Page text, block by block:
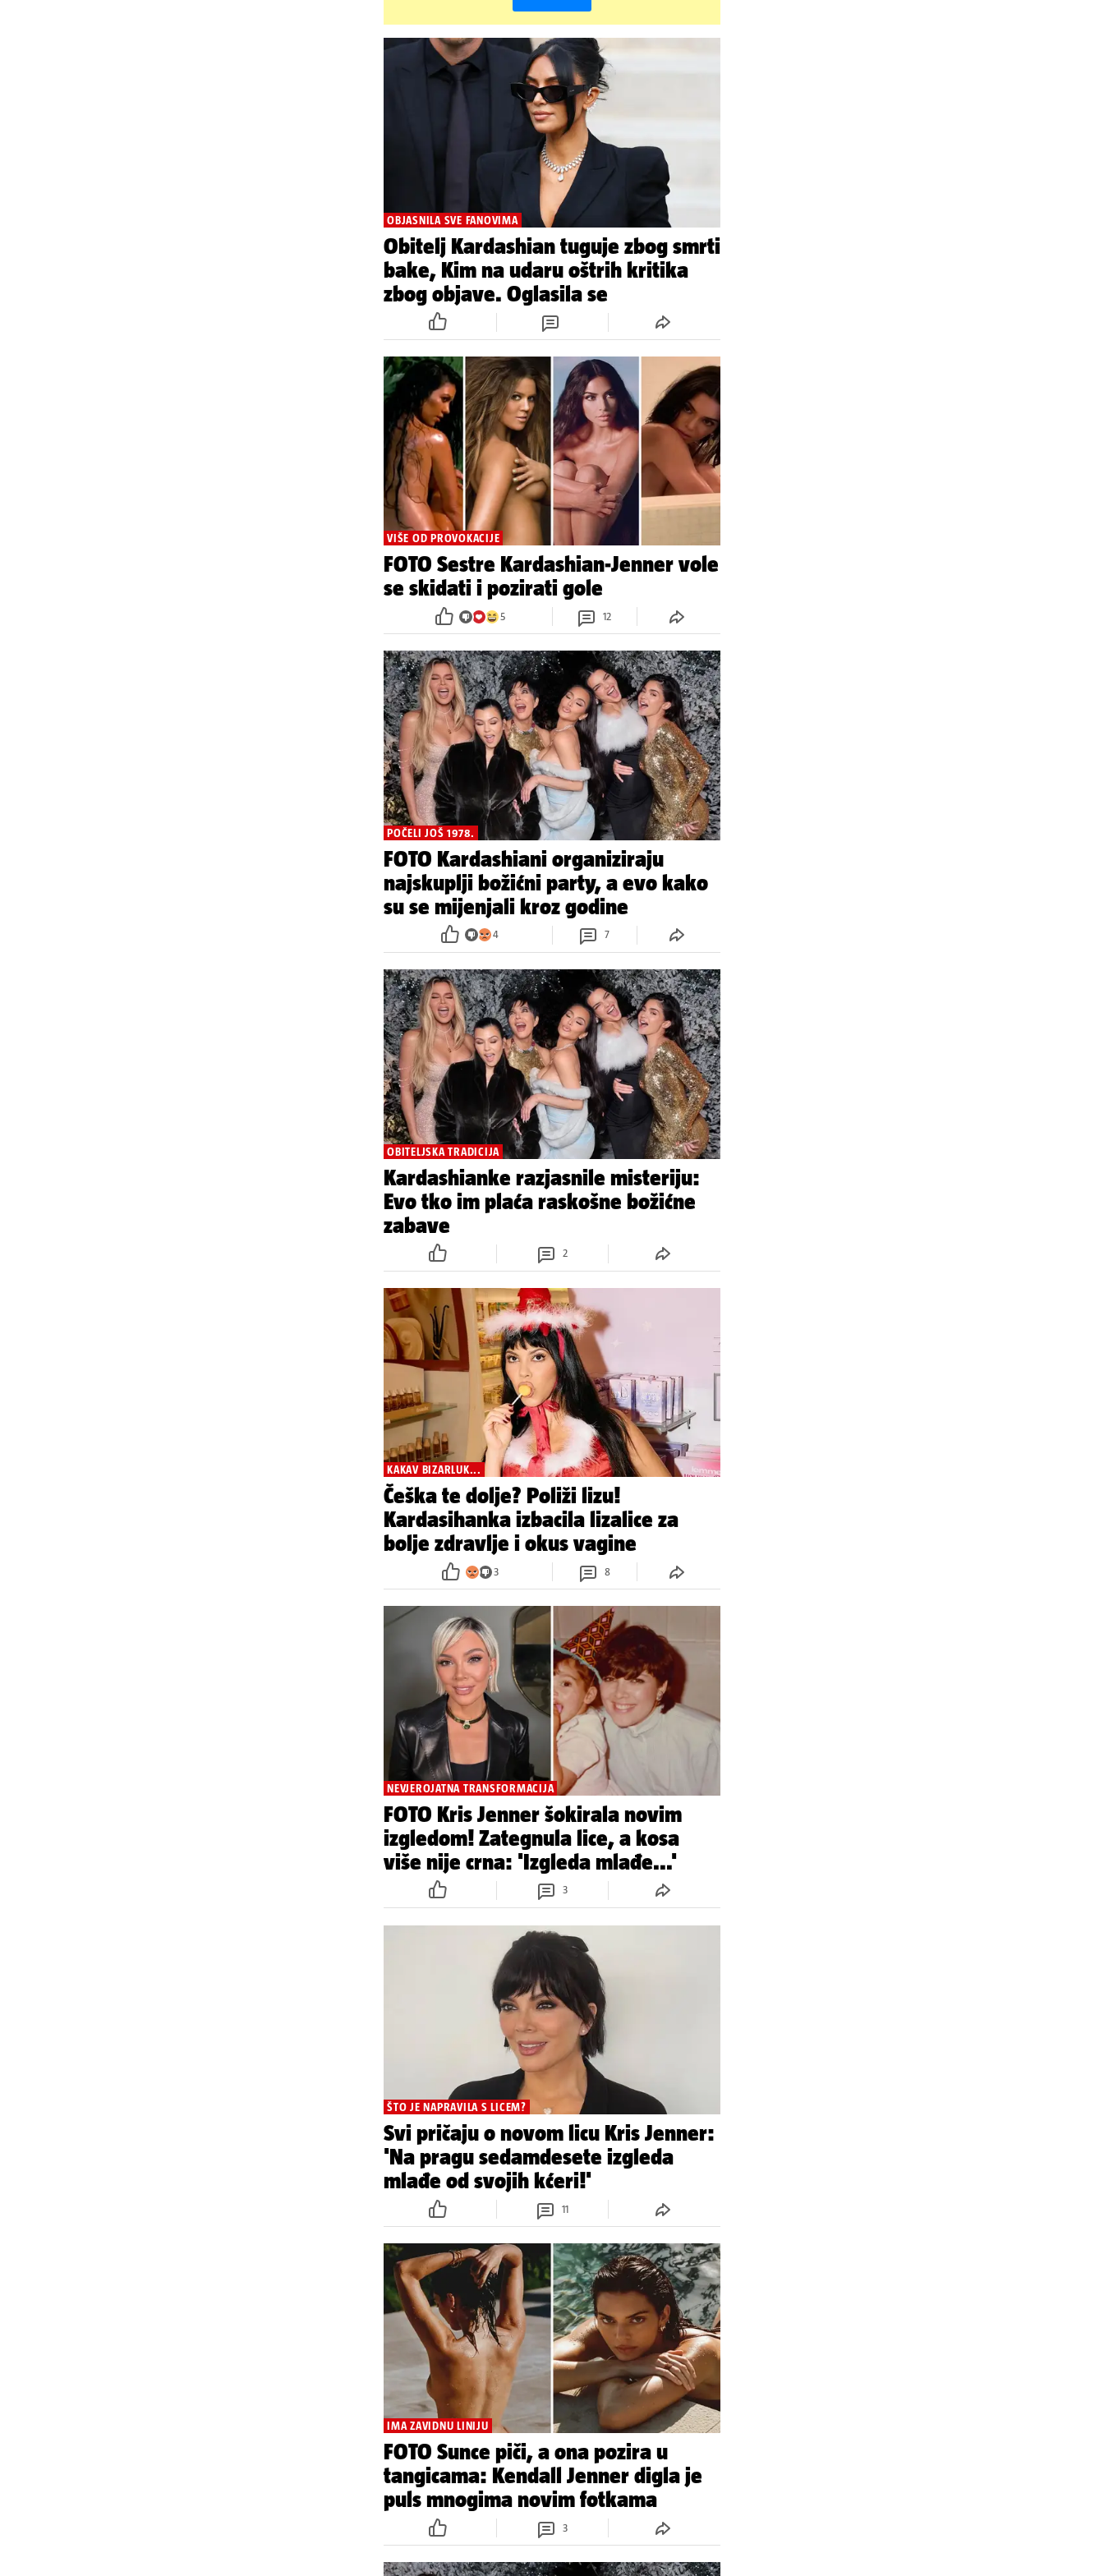
OBJASNILA SVE FANOVIMA
Obitelj Kardashian tuguje zbog smrti
bake, Kim na udaru oštrih kritika
zbog objave. Oglasila se
VIŠE OD PROVOKACIJE
FOTO Sestre Kardashian-Jenner vole
se skidati i pozirati gole
5 12
POČELI JOŠ 1978.
FOTO Kardashiani organiziraju
najskuplji božićni party, a evo kako
su se mijenjali kroz godine
4 7
OBITELJSKA TRADICIJA
Kardashianke razjasnile misteriju:
Evo tko im plaća raskošne božićne
zabave
2
KAKAV BIZARLUK...
Češka te dolje? Poliži lizu!
Kardasihanka izbacila lizalice za
bolje zdravlje i okus vagine
3 8
NEVJEROJATNA TRANSFORMACIJA
FOTO Kris Jenner šokirala novim
izgledom! Zategnula lice, a kosa
više nije crna: 'Izgleda mlađe...'
3
ŠTO JE NAPRAVILA S LICEM?
Svi pričaju o novom licu Kris Jenner:
'Na pragu sedamdesete izgleda
mlađe od svojih kćeri!'
11
IMA ZAVIDNU LINIJU
FOTO Sunce piči, a ona pozira u
tangicama: Kendall Jenner digla je
puls mnogima novim fotkama
3